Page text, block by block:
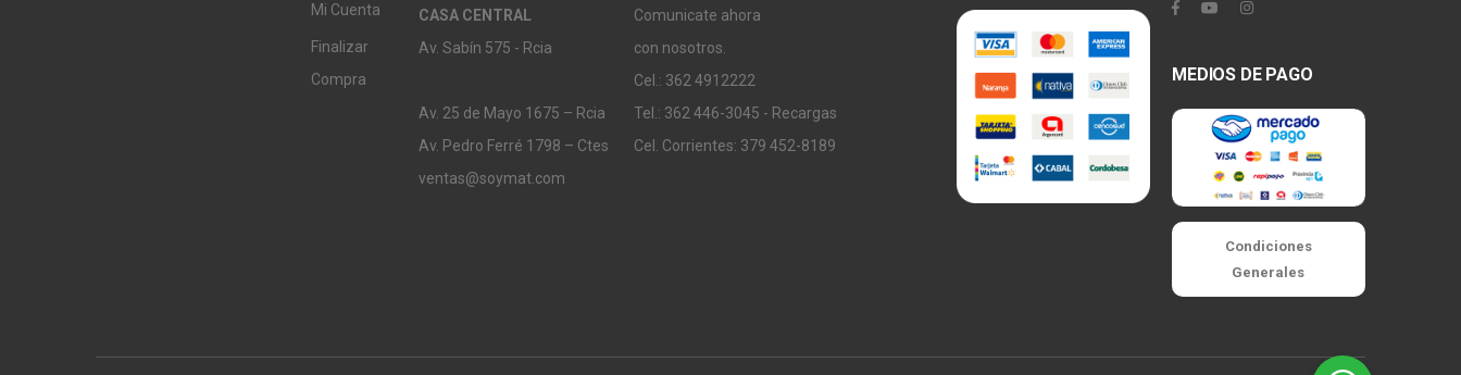
Mi Cuenta
Finalizar
Compra
CASA CENTRAL
Av. Sabín 575 - Rcia
Av. 25 de Mayo 1675 – Rcia
Av. Pedro Ferré 1798 – Ctes
ventas@soymat.com
Comunicate ahora
con nosotros.
Cel.: 362 4912222
Tel.: 362 446-3045 - Recargas
Cel. Corrientes: 379 452-8189
MEDIOS DE PAGO
Condiciones
Generales